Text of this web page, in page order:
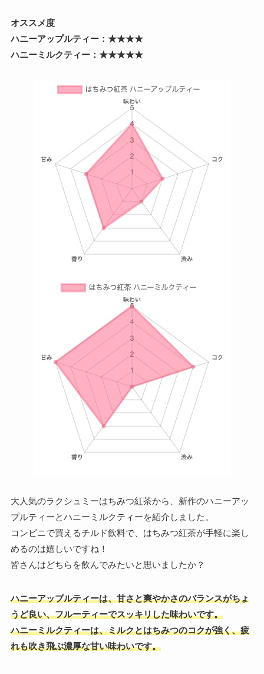
オススメ度
ハニーアップルティー：★★★★
ハニーミルクティー：★★★★★
大人気のラクシュミーはちみつ紅茶から、新作のハニーアッ
プルティーとハニーミルクティーを紹介しました。
コンビニで買えるチルド飲料で、はちみつ紅茶が手軽に楽し
めるのは嬉しいですね！
皆さんはどちらを飲んでみたいと思いましたか？
ハニーアップルティーは、甘さと爽やかさのバランスがちょ
うど良い、フルーティーでスッキリした味わいです。
ハニーミルクティーは、ミルクとはちみつのコクが強く、疲
れも吹き飛ぶ濃厚な甘い味わいです。